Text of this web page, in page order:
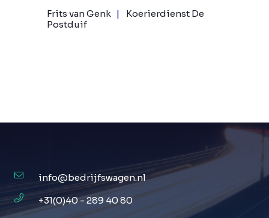
Frits van Genk
Koerierdienst De
Postduif
info@bedrijfswagen.nl
+31(0)40 - 289 40 80